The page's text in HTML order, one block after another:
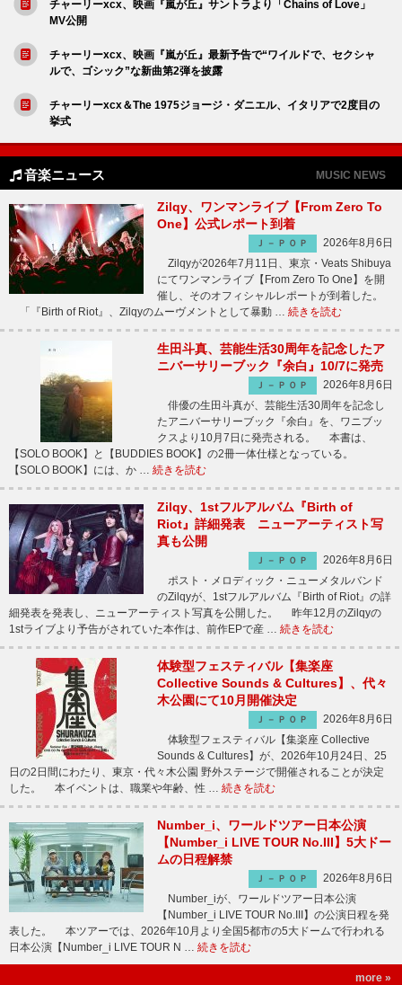
チャーリーxcx、映画『嵐が丘』サントラより「Chains of Love」
MV公開
チャーリーxcx、映画『嵐が丘』最新予告で“ワイルドで、セクシャ
ルで、ゴシック”な新曲第2弾を披露
チャーリーxcx＆The 1975ジョージ・ダニエル、イタリアで2度目の
挙式
音楽ニュース MUSIC NEWS
Zilqy、ワンマンライブ【From Zero To
One】公式レポート到着
Ｊ－ＰＯＰ
2026年8月6日
Zilqyが2026年7月11日、東京・Veats Shibuya
にてワンマンライブ【From Zero To One】を開
催し、そのオフィシャルレポートが到着した。
「『Birth of Riot』、Zilqyのムーヴメントとして暴動 … 続きを読む
生田斗真、芸能生活30周年を記念したア
ニバーサリーブック『余白』10/7に発売
Ｊ－ＰＯＰ
2026年8月6日
俳優の生田斗真が、芸能生活30周年を記念し
たアニバーサリーブック『余白』を、ワニブッ
クスより10月7日に発売される。 本書は、
【SOLO BOOK】と【BUDDIES BOOK】の2冊一体仕様となっている。
【SOLO BOOK】には、か … 続きを読む
Zilqy、1stフルアルバム『Birth of
Riot』詳細発表 ニューアーティスト写
真も公開
Ｊ－ＰＯＰ
2026年8月6日
ポスト・メロディック・ニューメタルバンド
のZilqyが、1stフルアルバム『Birth of Riot』の詳
細発表を発表し、ニューアーティスト写真を公開した。 昨年12月のZilqyの
1stライブより予告がされていた本作は、前作EPで産 … 続きを読む
体験型フェスティバル【集楽座
Collective Sounds & Cultures】、代々
木公園にて10月開催決定
Ｊ－ＰＯＰ
2026年8月6日
体験型フェスティバル【集楽座 Collective
Sounds & Cultures】が、2026年10月24日、25
日の2日間にわたり、東京・代々木公園 野外ステージで開催されることが決定
した。 本イベントは、職業や年齢、性 … 続きを読む
Number_i、ワールドツアー日本公演
【Number_i LIVE TOUR No.III】5大ドー
ムの日程解禁
Ｊ－ＰＯＰ
2026年8月6日
Number_iが、ワールドツアー日本公演
【Number_i LIVE TOUR No.III】の公演日程を発
表した。 本ツアーでは、2026年10月より全国5都市の5大ドームで行われる
日本公演【Number_i LIVE TOUR N … 続きを読む
more »